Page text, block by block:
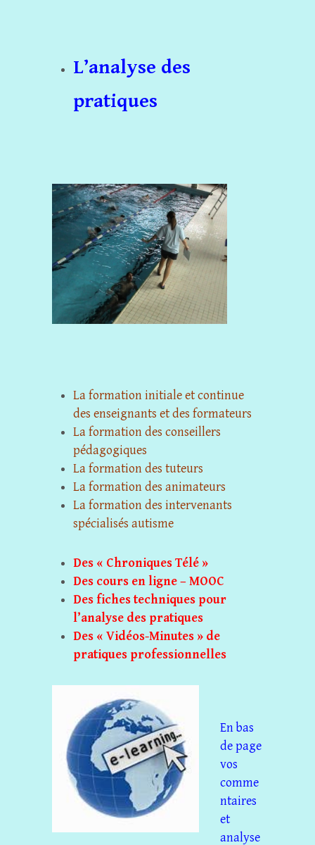
L’analyse des
pratiques
La formation initiale et continue
des enseignants et des formateurs
La formation des conseillers
pédagogiques
La formation des tuteurs
La formation des animateurs
La formation des intervenants
spécialisés autisme
Des « Chroniques Télé »
Des cours en ligne – MOOC
Des fiches techniques pour
l’analyse des pratiques
Des « Vidéos-Minutes » de
pratiques professionnelles
En bas
de page
vos
comme
ntaires
et
analyse